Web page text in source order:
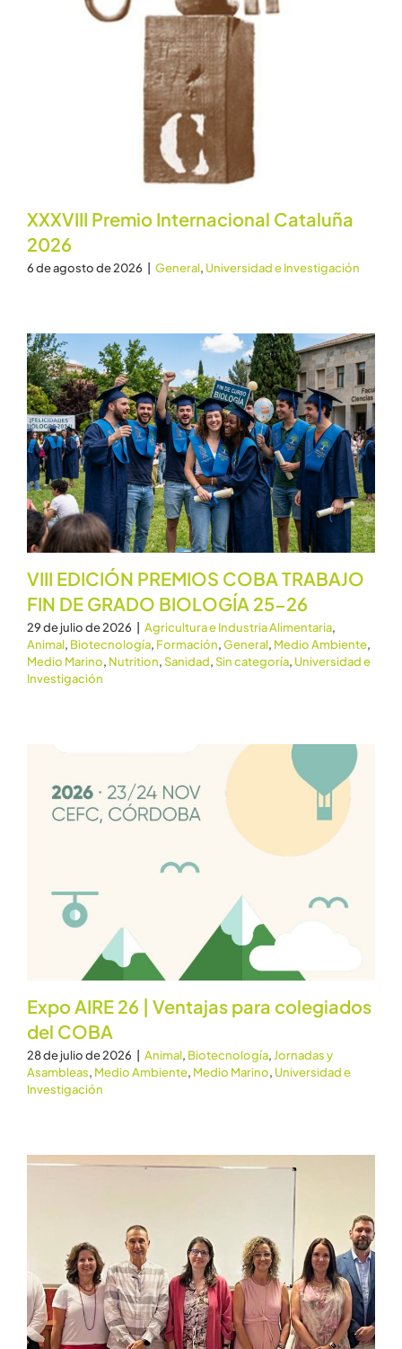
XXXVIII Premio Internacional Cataluña
2026
6 de agosto de 2026 General, Universidad e Investigación
VIII EDICIÓN PREMIOS COBA TRABAJO
FIN DE GRADO BIOLOGÍA 25-26
29 de julio de 2026 Agricultura e Industria Alimentaria,
Animal, Biotecnología, Formación,General, Medio Ambiente,
Medio Marino, Nutrition,Sanidad,Sin categoría, Universidad e
Investigación
Expo AIRE 26 | Ventajas para colegiados
del COBA
28 de julio de 2026 Animal, Biotecnología, Jornadas y
Asambleas, Medio Ambiente, Medio Marino, Universidad e
Investigación